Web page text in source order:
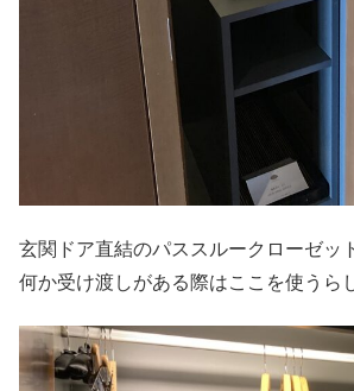
玄関ドア直結のパススルークローゼッ
何か受け渡しがある際はここを使うら